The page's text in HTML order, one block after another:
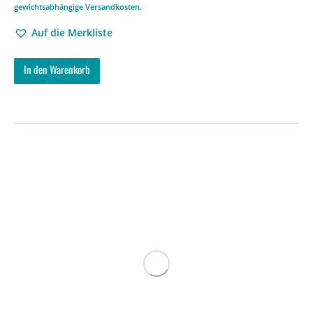
gewichtsabhängige Versandkosten.
Auf die Merkliste
In den Warenkorb